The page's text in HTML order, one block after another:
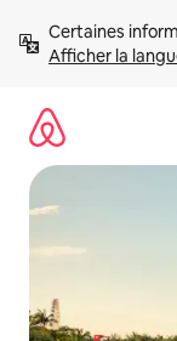
directement
Afficher la